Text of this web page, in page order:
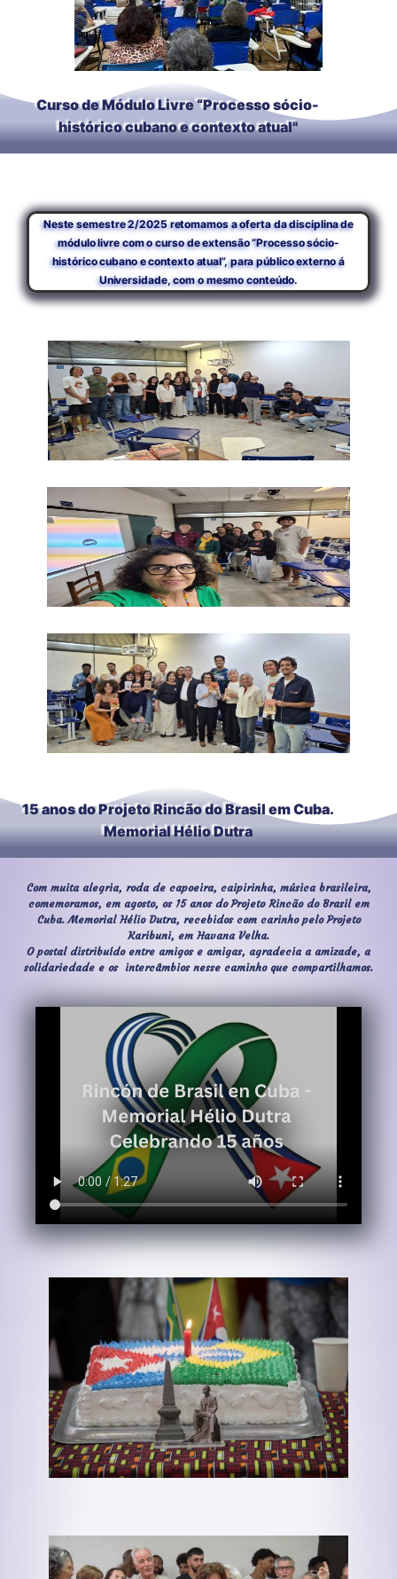
Curso de Módulo Livre “Processo sócio-
histórico cubano e contexto atual"
Neste semestre 2/2025 retomamos a oferta da disciplina de
módulo livre com o curso de extensão “Processo sócio-
histórico cubano e contexto atual”, para público externo á
Universidade, com o mesmo conteúdo.
15 anos do Projeto Rincão do Brasil em Cuba.
Memorial Hélio Dutra
Com muita alegria, roda de capoeira, caipirinha, música brasileira,
comemoramos, em agosto, os 15 anos do Projeto Rincão do Brasil em
Cuba. Memorial Hélio Dutra, recebidos com carinho pelo Projeto
Karibuni, em Havana Velha.
O postal distribuído entre amigos e amigas, agradecia a amizade, a
solidariedade e os intercâmbios nesse caminho que compartilhamos.